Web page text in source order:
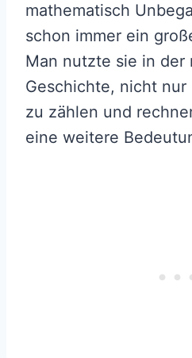
mathematisch
schon immer ein
Man nutzte sie in der
Geschichte, nicht nur
zu zählen und
eine weitere